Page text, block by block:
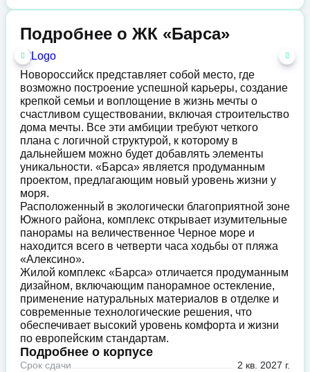
Подробнее о ЖК «Барса»
Новороссийск представляет собой место, где
возможно построение успешной карьеры, создание
крепкой семьи и воплощение в жизнь мечты о
счастливом существовании, включая строительство
дома мечты. Все эти амбиции требуют четкого
плана с логичной структурой, к которому в
дальнейшем можно будет добавлять элементы
уникальности. «Барса» является продуманным
проектом, предлагающим новый уровень жизни у
моря.
Расположенный в экологически благоприятной зоне
Южного района, комплекс открывает изумительные
панорамы на величественное Черное море и
находится всего в четверти часа ходьбы от пляжа
«Алексино».
Жилой комплекс «Барса» отличается продуманным
дизайном, включающим панорамное остекление,
применение натуральных материалов в отделке и
современные технологические решения, что
обеспечивает высокий уровень комфорта и жизни
по европейским стандартам.
Подробнее о корпусе
Срок сдачи 2 кв. 2027 г.